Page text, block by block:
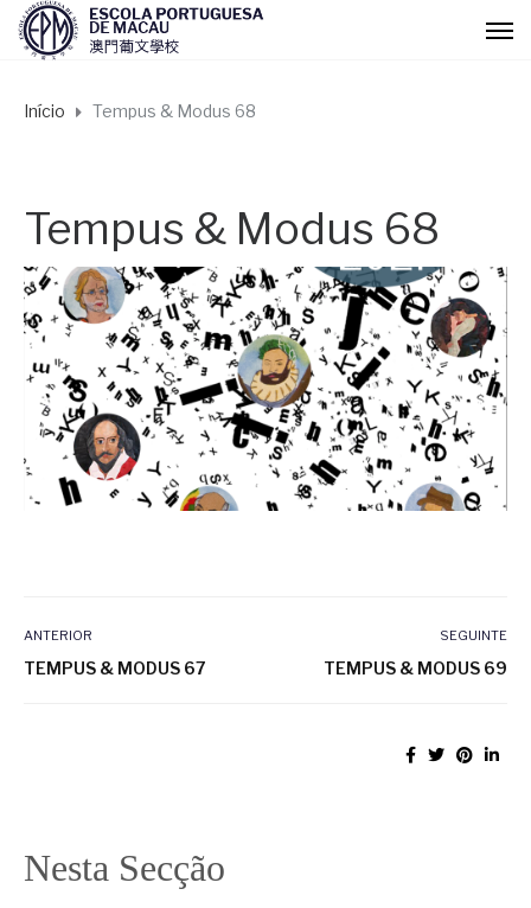
Início Tempus & Modus 68
Tempus & Modus 68
ANTERIOR
TEMPUS & MODUS 67
SEGUINTE
TEMPUS & MODUS 69
Nesta Secção